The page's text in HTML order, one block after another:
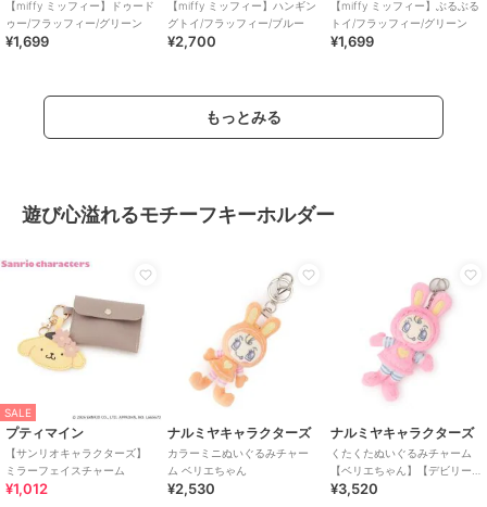
【miffy ミッフィー】ドゥード
ゥー/フラッフィー/グリーン
¥1,699
【miffy ミッフィー】ハンギン
グトイ/フラッフィー/ブルー
¥2,700
【miffy ミッフィー】ぶるぶる
トイ/フラッフィー/グリーン
¥1,699
もっとみる
遊び心溢れるモチーフキーホルダー
SALE
プティマイン
【サンリオキャラクターズ】
ミラーフェイスチャーム
¥1,012
ナルミヤキャラクターズ
カラーミニぬいぐるみチャー
ム ベリエちゃん
¥2,530
ナルミヤキャラクターズ
くたくたぬいぐるみチャーム
【ベリエちゃん】【デビリー
ちゃん】【ブルーベリエちゃ
¥3,520